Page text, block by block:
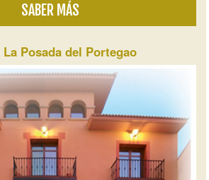
SABER MÁS
Posada del Portegao